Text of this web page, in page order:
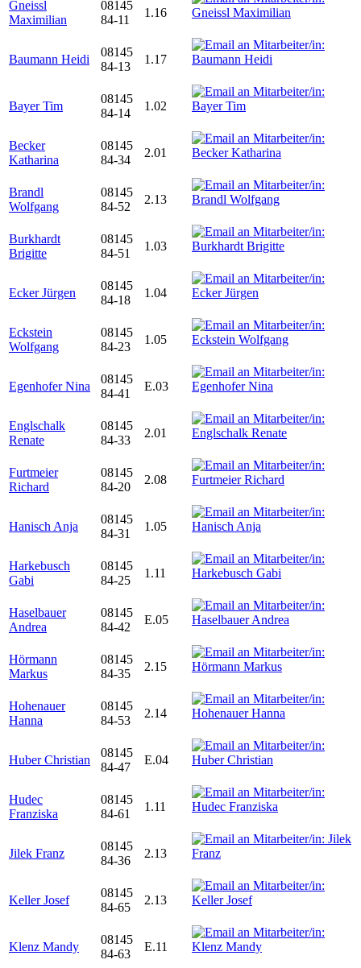
Gneissl
Maximilian
08145
84-11
1.16
Baumann Heidi
08145
84-13
1.17
Bayer Tim
08145
84-14
1.02
Becker
Katharina
08145
84-34
2.01
Brandl
Wolfgang
08145
84-52
2.13
Burkhardt
Brigitte
08145
84-51
1.03
Ecker Jürgen
08145
84-18
1.04
Eckstein
Wolfgang
08145
84-23
1.05
Egenhofer Nina
08145
84-41
E.03
Englschalk
Renate
08145
84-33
2.01
Furtmeier
Richard
08145
84-20
2.08
Hanisch Anja
08145
84-31
1.05
Harkebusch
Gabi
08145
84-25
1.11
Haselbauer
Andrea
08145
84-42
E.05
Hörmann
Markus
08145
84-35
2.15
Hohenauer
Hanna
08145
84-53
2.14
Huber Christian
08145
84-47
E.04
Hudec
Franziska
08145
84-61
1.11
Jilek Franz
08145
84-36
2.13
Keller Josef
08145
84-65
2.13
Klenz Mandy
08145
84-63
E.11